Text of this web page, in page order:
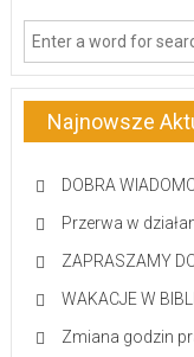
Najnowsze
DOBRA
Przerwa w
ZAPRASZAMY
WAKACJE W
Zmiana godzin